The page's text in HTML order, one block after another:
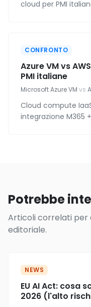
cloud per PMI
CONFRONTO
Azure VM vs
PMI italiane
Microsoft Azure VM vs
Cloud compute
integrazione M365
Potrebbe
Articoli correlati
editoriale.
NEWS
EU AI Act: cosa
2026 (l'alto